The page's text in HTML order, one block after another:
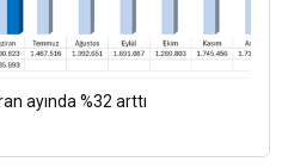
ayında %32 arttı